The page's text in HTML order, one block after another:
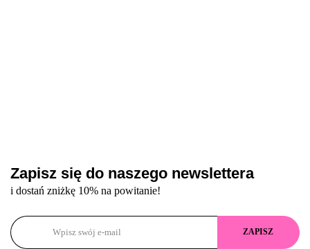
Zapisz się do naszego newslettera
i dostań zniżkę 10% na powitanie!